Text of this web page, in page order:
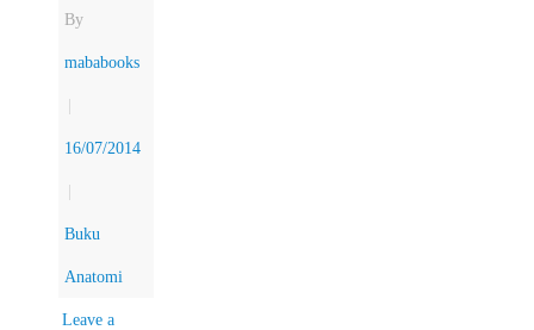
By
mababooks
|
16/07/2014
|
Buku
Anatomi
Leave a